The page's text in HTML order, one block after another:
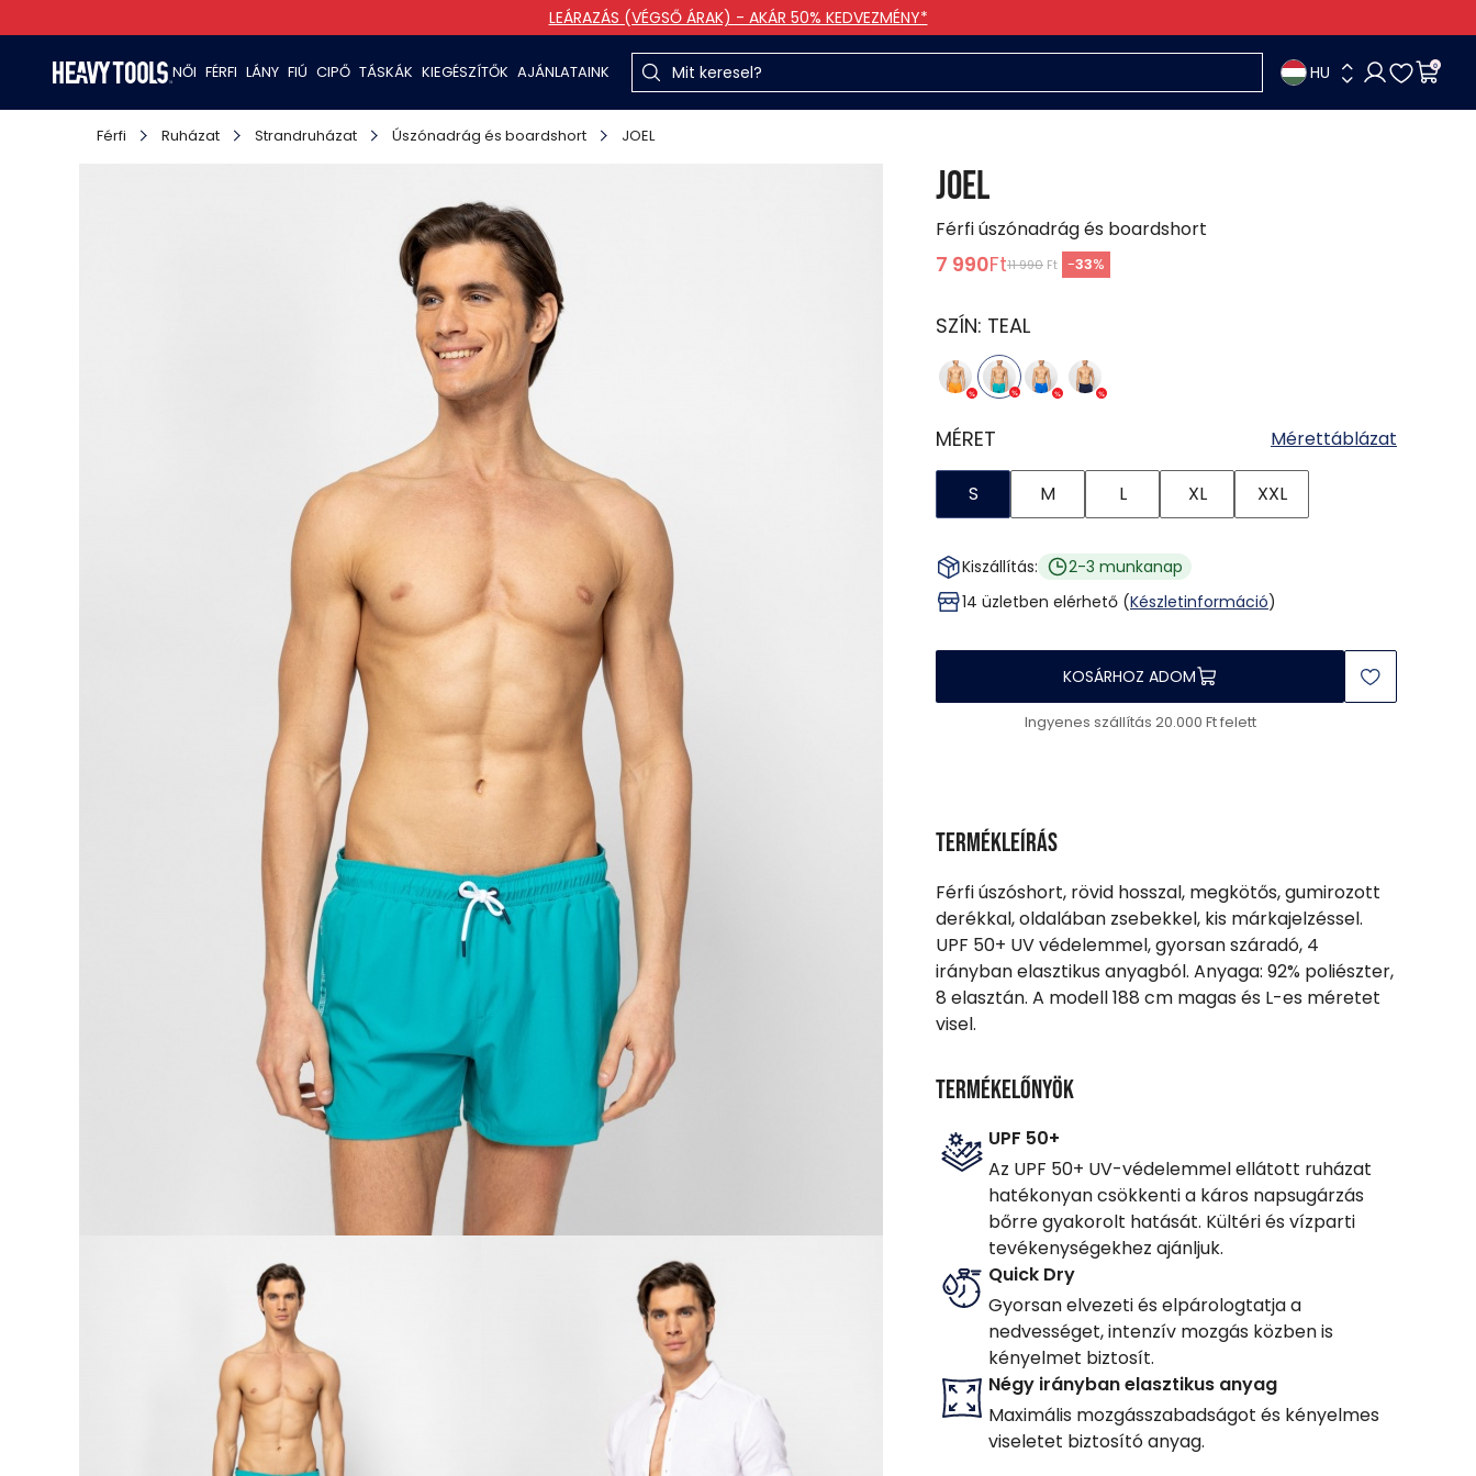
LEÁRAZÁS (VÉGSŐ ÁRAK) - AKÁR 50% KEDVEZMÉNY*
NŐI FÉRFI LÁNY FIÚ CIPŐ TÁSKÁK KIEGÉSZÍTŐK AJÁNLATAINK HU 0
Férfi Ruházat Strandruházat Úszónadrág és boardshort JOEL
JOEL
Férfi úszónadrág és boardshort
7 990Ft11 990 Ft -33%
SZÍN: TEAL
MÉRET Mérettáblázat
S M L XL XXL
Kiszállítás:
2-3 munkanap
14 üzletben elérhető (Készletinformáció)
KOSÁRHOZ ADOM
Ingyenes szállítás 20.000 Ft felett
Termékleírás
Férfi úszóshort, rövid hosszal, megkötős, gumirozott
derékkal, oldalában zsebekkel, kis márkajelzéssel.
UPF 50+ UV védelemmel, gyorsan száradó, 4
irányban elasztikus anyagból. Anyaga: 92% poliészter,
8 elasztán. A modell 188 cm magas és L-es méretet
visel.
Termékelőnyök
UPF 50+
Az UPF 50+ UV-védelemmel ellátott ruházat
hatékonyan csökkenti a káros napsugárzás
bőrre gyakorolt hatását. Kültéri és vízparti
tevékenységekhez ajánljuk.
Quick Dry
Gyorsan elvezeti és elpárologtatja a
nedvességet, intenzív mozgás közben is
kényelmet biztosít.
Négy irányban elasztikus anyag
Maximális mozgásszabadságot és kényelmes
viseletet biztosító anyag.